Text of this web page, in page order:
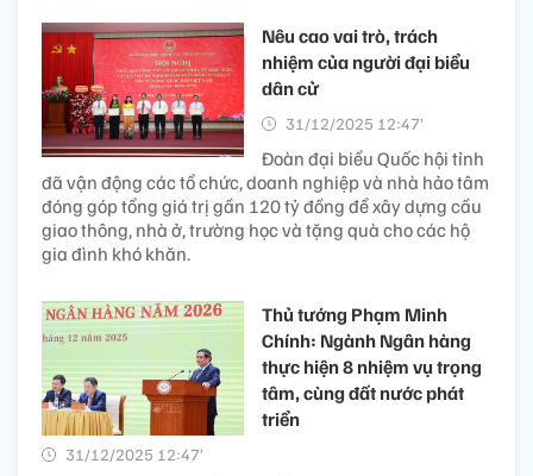
Nêu cao vai trò, trách
nhiệm của người đại biểu
dân cử
31/12/2025 12:47’
Đoàn đại biểu Quốc hội tỉnh
đã vận động các tổ chức, doanh nghiệp và nhà hảo tâm
đóng góp tổng giá trị gần 120 tỷ đồng để xây dựng cầu
giao thông, nhà ở, trường học và tặng quà cho các hộ
gia đình khó khăn.
Thủ tướng Phạm Minh
Chính: Ngành Ngân hàng
thực hiện 8 nhiệm vụ trọng
tâm, cùng đất nước phát
triển
31/12/2025 12:47’